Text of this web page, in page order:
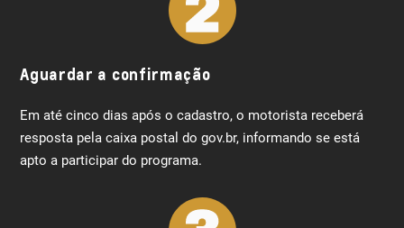
Aguardar a confirmação
Em até cinco dias após o cadastro, o motorista receberá
resposta pela caixa postal do gov.br, informando se está
apto a participar do programa.